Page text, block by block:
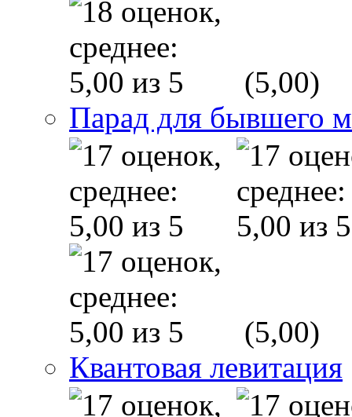
(5,00)
Парад для бывшего
(5,00)
Квантовая левитация